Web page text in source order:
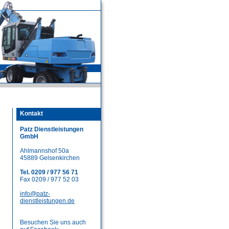
Kontakt
Patz Dienstleistungen
GmbH
Ahlmannshof 50a
45889 Gelsenkirchen
Tel. 0209 / 977 56 71
Fax 0209 / 977 52 03
info@patz-
dienstleistungen.de
Besuchen Sie uns auch